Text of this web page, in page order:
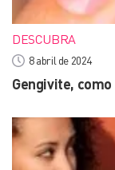
DESCUBRA
8 abril de 2024
Gengivite,